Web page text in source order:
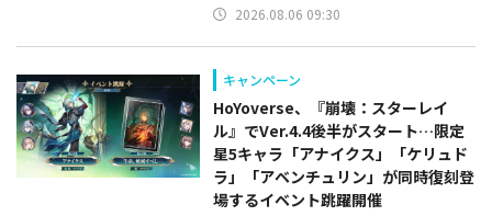
2026.08.06 09:30
キャンペーン
HoYoverse、『崩壊：スターレイ
ル』でVer.4.4後半がスタート…限定
星5キャラ「アナイクス」「ケリュド
ラ」「アベンチュリン」が同時復刻登
場するイベント跳躍開催